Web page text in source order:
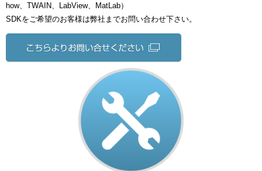
how、TWAIN、LabView、MatLab）
SDKをご希望のお客様は弊社までお問い合わせ下さい。